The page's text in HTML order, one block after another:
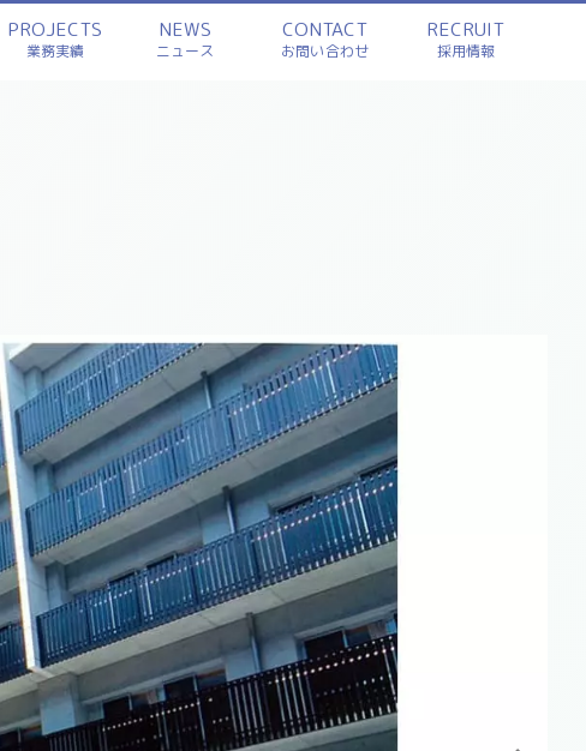
PROJECTS
業務実績
NEWS
ニュース
CONTACT
お問い合わせ
RECRUIT
採用情報